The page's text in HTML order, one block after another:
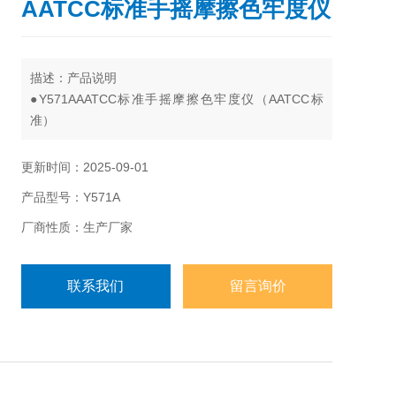
AATCC标准手摇摩擦色牢度仪
描述：产品说明
●Y571AAATCC标准手摇摩擦色牢度仪（AATCC标
准）
牢度的试验。
X12,D02,AATCC8/165,JIS L0849等。
更新时间：2025-09-01
产品型号：Y571A
厂商性质：生产厂家
联系我们 留言询价